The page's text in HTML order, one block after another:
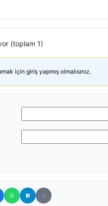
(toplam 1)
için giriş yapmış olmalısınız.